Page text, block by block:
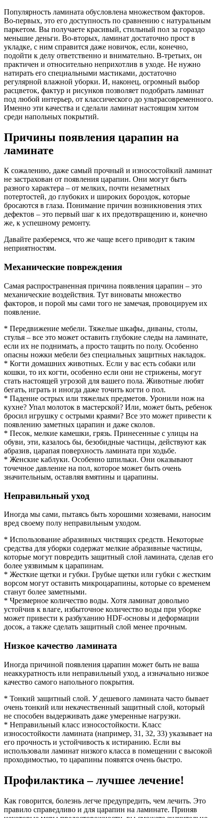
Популярность ламината обусловлена множеством факторов.
Во-первых, это его доступность по сравнению с натуральным
паркетом. Вы получаете красивый, стильный пол за гораздо
меньшие деньги. Во-вторых, ламинат достаточно прост в
укладке, с ним справится даже новичок, если, конечно,
подойти к делу ответственно и внимательно. В-третьих, он
практичен и относительно неприхотлив в уходе. Не нужно
натирать его специальными мастиками, достаточно
регулярной влажной уборки. И, наконец, огромный выбор
расцветок, фактур и рисунков позволяет подобрать ламинат
под любой интерьер, от классического до ультрасовременного.
Именно эти качества и сделали ламинат настоящим хитом
среди напольных покрытий.
Причины появления царапин на
ламинате
К сожалению, даже самый прочный и износостойкий ламинат
не застрахован от появления царапин. Они могут быть
разного характера – от мелких, почти незаметных
потертостей, до глубоких и широких бороздок, которые
бросаются в глаза. Понимание причин возникновения этих
дефектов – это первый шаг к их предотвращению и, конечно
же, к успешному ремонту.
Давайте разберемся, что же чаще всего приводит к таким
неприятностям.
Механические повреждения
Самая распространенная причина появления царапин – это
механические воздействия. Тут виноваты множество
факторов, и порой мы сами того не замечая, провоцируем их
появление.
* Передвижение мебели. Тяжелые шкафы, диваны, столы,
стулья – все это может оставить глубокие следы на ламинате,
если их не поднимать, а просто тащить по полу. Особенно
опасны ножки мебели без специальных защитных накладок.
* Когти домашних животных. Если у вас есть собаки или
кошки, то их когти, особенно если они не стрижены, могут
стать настоящей угрозой для вашего пола. Животные любят
бегать, играть и иногда даже точить когти о пол.
* Падение острых или тяжелых предметов. Уронили нож на
кухне? Упал молоток в мастерской? Или, может быть, ребенок
бросил игрушку с острыми краями? Все это может привести к
появлению заметных царапин и даже сколов.
* Песок, мелкие камешки, грязь. Принесенные с улицы на
обуви, эти, казалось бы, безобидные частицы, действуют как
абразив, царапая поверхность ламината при ходьбе.
* Женские каблуки. Особенно шпильки. Они оказывают
точечное давление на пол, которое может быть очень
значительным, оставляя вмятины и царапины.
Неправильный уход
Иногда мы сами, пытаясь быть хорошими хозяевами, наносим
вред своему полу неправильным уходом.
* Использование абразивных чистящих средств. Некоторые
средства для уборки содержат мелкие абразивные частицы,
которые могут повредить защитный слой ламината, сделав его
более уязвимым к царапинам.
* Жесткие щетки и губки. Грубые щетки или губки с жестким
ворсом могут оставить микроцарапины, которые со временем
станут более заметными.
* Чрезмерное количество воды. Хотя ламинат довольно
устойчив к влаге, избыточное количество воды при уборке
может привести к разбуханию HDF-основы и деформации
досок, а также сделать защитный слой менее прочным.
Низкое качество ламината
Иногда причиной появления царапин может быть не ваша
неаккуратность или неправильный уход, а изначально низкое
качество самого напольного покрытия.
* Тонкий защитный слой. У дешевого ламината часто бывает
очень тонкий или некачественный защитный слой, который
не способен выдерживать даже умеренные нагрузки.
* Неправильный класс износостойкости. Класс
износостойкости ламината (например, 31, 32, 33) указывает на
его прочность и устойчивость к истиранию. Если вы
использовали ламинат низкого класса в помещении с высокой
проходимостью, то царапины появятся очень быстро.
Профилактика – лучшее лечение!
Как говорится, болезнь легче предупредить, чем лечить. Это
правило справедливо и для царапин на ламинате. Приняв